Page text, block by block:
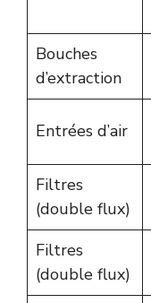
Bouches
d’extraction
Entrées d’air
Filtres
(double flux)
Filtres
(double flux)